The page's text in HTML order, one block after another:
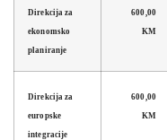
Direkcija za
ekonomsko
planiranje
600,00
KM
Direkcija za
europske
integracije
600,00
KM